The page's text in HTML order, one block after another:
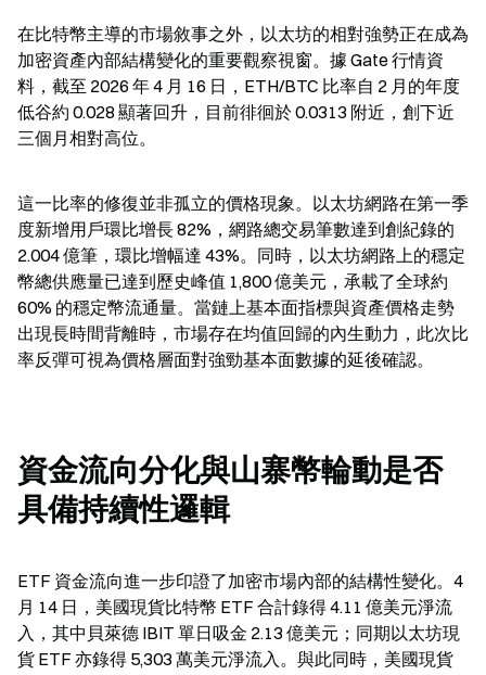
在比特幣主導的市場敘事之外，以太坊的相對強勢正在成為
加密資產內部結構變化的重要觀察視窗。據 Gate 行情資
料，截至 2026 年 4 月 16 日，ETH/BTC 比率自 2 月的年度
低谷約 0.028 顯著回升，目前徘徊於 0.0313 附近，創下近
三個月相對高位。
這一比率的修復並非孤立的價格現象。以太坊網路在第一季
度新增用戶環比增長 82%，網路總交易筆數達到創紀錄的
2.004 億筆，環比增幅達 43%。同時，以太坊網路上的穩定
幣總供應量已達到歷史峰值 1,800 億美元，承載了全球約
60% 的穩定幣流通量。當鏈上基本面指標與資產價格走勢
出現長時間背離時，市場存在均值回歸的內生動力，此次比
率反彈可視為價格層面對強勁基本面數據的延後確認。
資金流向分化與山寨幣輪動是否
具備持續性邏輯
ETF 資金流向進一步印證了加密市場內部的結構性變化。4
月 14 日，美國現貨比特幣 ETF 合計錄得 4.11 億美元淨流
入，其中貝萊德 IBIT 單日吸金 2.13 億美元；同期以太坊現
貨 ETF 亦錄得 5,303 萬美元淨流入。與此同時，美國現貨